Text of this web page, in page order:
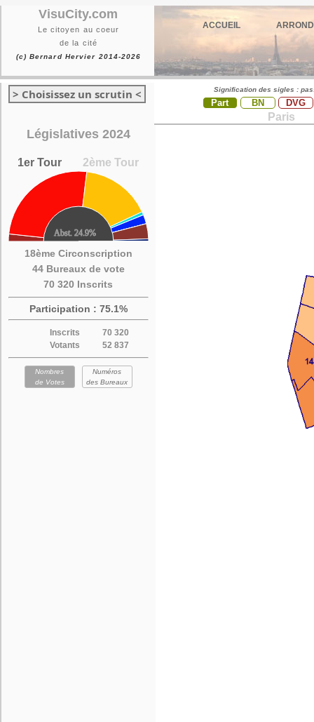
VisuCity.com
Le citoyen au coeur
de la cité
(c) Bernard Hervier 2014-2026
ACCUEIL
> Choisissez un scrutin <
Législatives 2024
1er Tour 2ème Tour
18ème Circonscription
44 Bureaux de vote
70 320 Inscrits
Participation : 75.1%
Inscrits
70 320
Votants
52 837
Nombres
de Votes
Numéros
des Bureaux
Signification des sigles :
Part BN DVG
Paris